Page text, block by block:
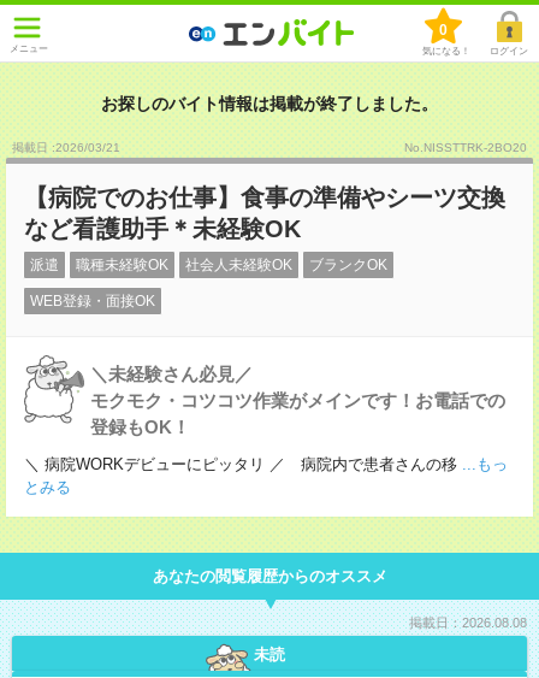
メニュー
0
気になる！ ログイン
お探しのバイト情報は掲載が終了しました。
掲載日 :2026/03/21 No.NISSTTRK-2BO20
【病院でのお仕事】食事の準備やシーツ交換
など看護助手＊未経験OK
派遣 職種未経験OK 社会人未経験OK ブランクOK
WEB登録・面接OK
＼未経験さん必見／
モクモク・コツコツ作業がメインです！お電話での
登録もOK！
＼ 病院WORKデビューにピッタリ ／ 病院内で患者さんの移 ...もっ
とみる
あなたの閲覧履歴からのオススメ
掲載日：2026.08.08
未読